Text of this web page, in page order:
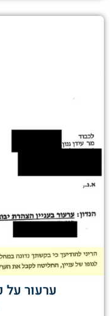
ערעור